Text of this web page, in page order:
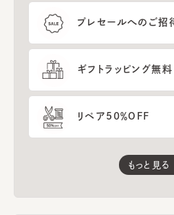
プレセールへのご招
ギフトラッピング無料
リペア50％OFF
もっと見る